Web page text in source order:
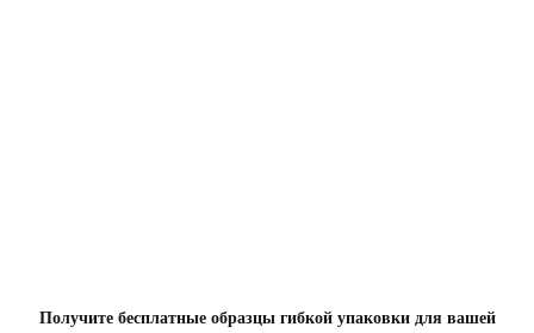
Получите бесплатные образцы гибкой упаковки для вашей